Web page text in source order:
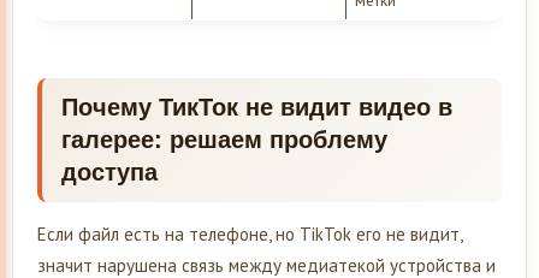
Почему ТикТок не видит видео в
галерее: решаем проблему
доступа
Если файл есть на телефоне, но TikTok его не видит,
значит нарушена связь между медиатекой устройства и